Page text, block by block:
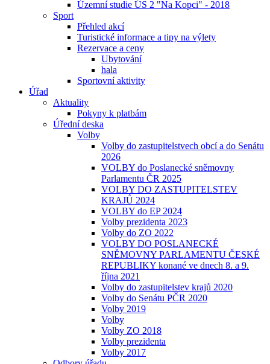
Územní studie ÚS 2 "Na Kopci" - 2018
Sport
Přehled akcí
Turistické informace a tipy na výlety
Rezervace a ceny
Ubytování
hala
Sportovní aktivity
Úřad
Aktuality
Pokyny k platbám
Úřední deska
Volby
Volby do zastupitelstvech obcí a do Senátu
2026
VOLBY do Poslanecké sněmovny
Parlamentu ČR 2025
VOLBY DO ZASTUPITELSTEV
KRAJŮ 2024
VOLBY do EP 2024
Volby prezidenta 2023
Volby do ZO 2022
VOLBY DO POSLANECKÉ
SNĚMOVNY PARLAMENTU ČESKÉ
REPUBLIKY konané ve dnech 8. a 9.
října 2021
Volby do zastupitelstev krajů 2020
Volby do Senátu PČR 2020
Volby 2019
Volby
Volby ZO 2018
Volby prezidenta
Volby 2017